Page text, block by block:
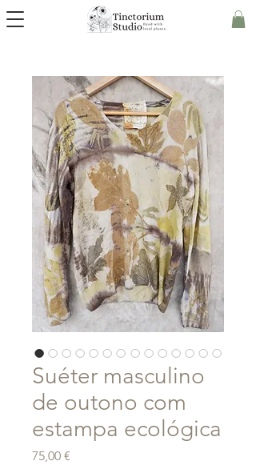
Suéter masculino
de outono com
estampa ecológica
75,00 €